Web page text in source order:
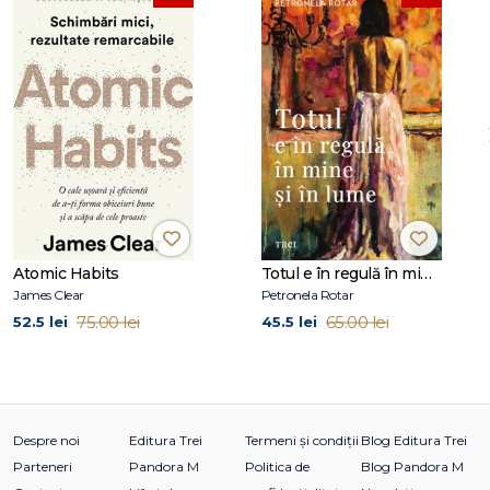
Capitolul 2. Ce se întâmplă cu copiii noştri. Despre
brioşe şi despre teme pentru acasă nefăcute
Copiii la putere! Copiii la putere?
Sara
Despre relaţiile normale cu copiii şi dezvoltarea normală a
acestora
Cum percepe un copil lumea: concepţii asupra lumii
Claudia
Nu este un caz izolat
Imperiul contraatacă
pornesc de la premise eronate
Philipp
Capitolul 3. De ce psihicul joacă un rol atât de important
Atomic Habits
James Clear
52.5 lei 75.00 lei
Totul e în regulă în mine și în lume
Petronela Rotar
45.5 lei 65.00 lei
Despre noi
Parteneri
Editura Trei
Pandora M
Termeni și condiții
Politica de
Blog Editura Trei
Blog Pandora M